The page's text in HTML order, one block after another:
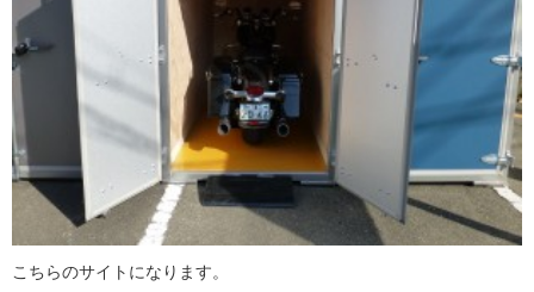
こちらのサイトになります。